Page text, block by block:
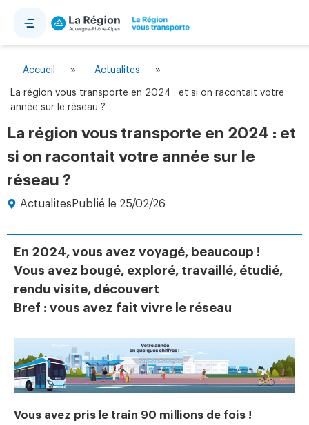
Accueil » Actualites »
La région vous transporte en 2024 : et si on racontait votre
année sur le réseau ?
La région vous transporte en 2024 : et
si on racontait votre année sur le
réseau ?
Actualites Publié le 25/02/26
En 2024, vous avez voyagé, beaucoup !
Vous avez bougé, exploré, travaillé, étudié,
rendu visite, découvert
Bref : vous avez fait vivre le réseau
Vous avez pris le train 90 millions de fois !